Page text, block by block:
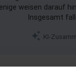
weisen darauf
Insgesamt
KI-